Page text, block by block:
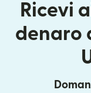
Ricevi
denaro